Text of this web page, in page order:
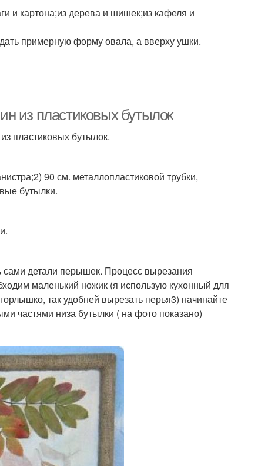
и картона;из дерева и шишек;из кафеля и
примерную форму овала, а вверху ушки.
из пластиковых бутылок
пластиковых бутылок.
90 см. металлопластиковой трубки,
бутылки.
детали перышек. Процесс вырезания
маленький ножик (я использую кухонный для
так удобней вырезать перья3) начинайте
частями низа бутылки ( на фото показано)